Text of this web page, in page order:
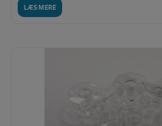
LÆS MERE